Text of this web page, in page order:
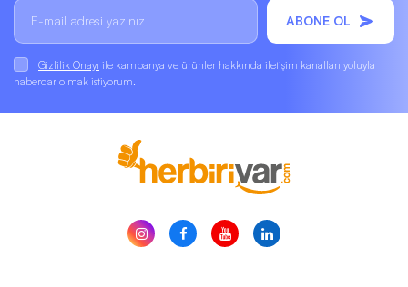
ABONE OL
Gizlilik Onayı ile kampanya ve ürünler hakkında iletişim kanalları yoluyla
haberdar olmak istiyorum.